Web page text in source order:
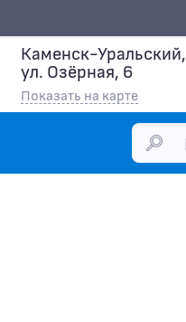
Каменск-Уральский,
ул. Озёрная, 6
Показать на карте